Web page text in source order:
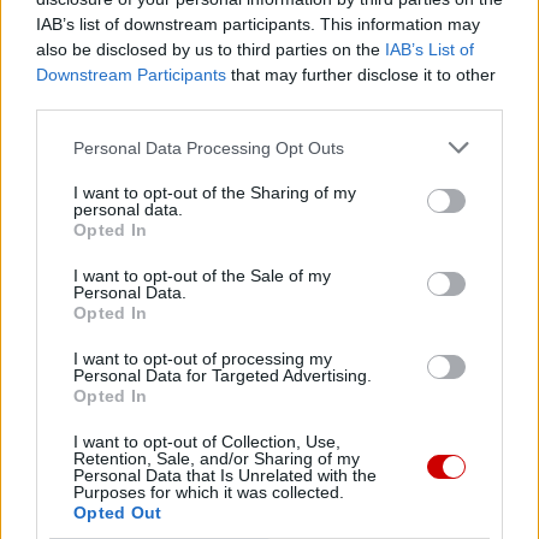
IAB’s list of downstream participants. This information may
also be disclosed by us to third parties on the IAB’s List of
Downstream Participants that may further disclose it to other
Personal Data Processing Opt Outs
I want to opt-out of the Sharing of my
personal data.
Opted In
I want to opt-out of the Sale of my
Personal Data.
Opted In
I want to opt-out of processing my
Personal Data for Targeted Advertising.
Opted In
I want to opt-out of Collection, Use,
Retention, Sale, and/or Sharing of my
Personal Data that Is Unrelated with the
Purposes for which it was collected.
Opted Out
przepięknym miasteczku Cezarea Filipowa, bogatym w
luksusowe pałace, położonym w uroczej scenerii
naturalnej, u podnóża góry Hermon, ale będącym także
siedzibą okrutnych kręgów władzy oraz teatrem zdrad i
niewierności. Obraz ten mówi nam o świecie, który uważa
najwyżej za ciekawą postać, która może wzbudzać
zdziwienie swoim niezwykłym sposobem mówienia i
uciążliwa dla wymagań uczciwości i moralności, które On
stawia, ten „świat” nie zawaha się odrzucić Go i
wyeliminować.
Jest też inna możliwa odpowiedź na pytanie Jezusa: ta,
zwykłych ludzi. Dla nich, Nazarejczyk nie jest jakimś
„szarlatanem”: jest człowiekiem prawym, człowiekiem,
który ma odwagę, który przemawia dobrze i mówi
właściwe rzeczy, tak jak inni wielcy prorocy historii Izraela.